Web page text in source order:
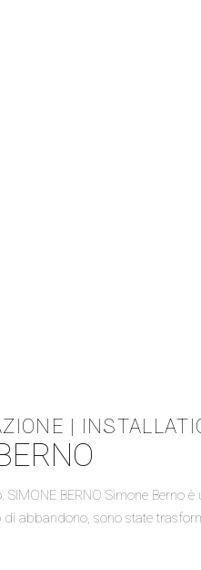
|
BERNO Simone
abbandono, sono state